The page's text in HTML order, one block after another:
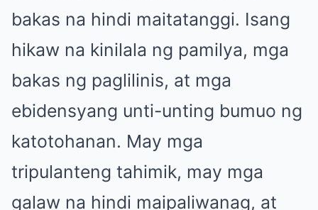
bakas na hindi maitatanggi. Isang
hikaw na kinilala ng pamilya, mga
bakas ng paglilinis, at mga
ebidensyang unti-unting bumuo ng
katotohanan. May mga
tripulanteng tahimik, may mga
galaw na hindi maipaliwanag, at